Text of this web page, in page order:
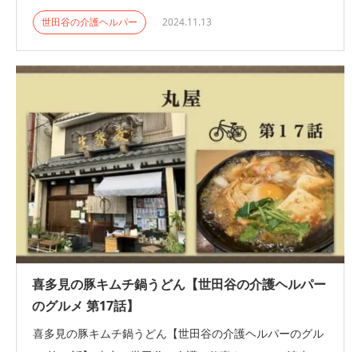
世田谷の介護ヘルパー 2024.11.13
喜多見の豚キムチ鍋うどん【世田谷の介護ヘルパー
のグルメ 第17話】
喜多見の豚キムチ鍋うどん【世田谷の介護ヘルパーのグル